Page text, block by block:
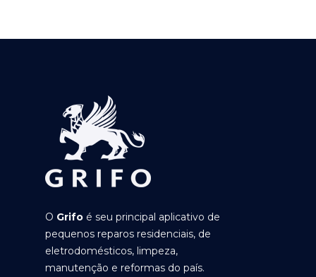
O Grifo é seu principal aplicativo de
pequenos reparos residenciais, de
eletrodomésticos, limpeza,
manutenção e reformas do país.